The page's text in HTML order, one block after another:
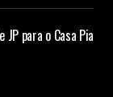
JP para o Casa Pia